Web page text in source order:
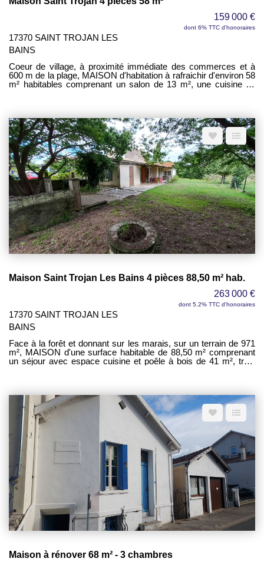
159 000 €
dont 6% TTC d'honoraires
17370 SAINT TROJAN LES
BAINS
Coeur de village, à proximité immédiate des commerces et à
600 m de la plage, MAISON d'habitation à rafraichir d'environ 58
m² habitables comprenant un salon de 13 m², une cuisine de
sur les toits du village - Petite cour extérieure.
Maison Saint Trojan Les Bains 4 pièces 88,50 m² hab.
263 000 €
dont 5.2% TTC d'honoraires
17370 SAINT TROJAN LES
BAINS
Face à la forêt et donnant sur les marais, sur un terrain de 971
m², MAISON d'une surface habitable de 88,50 m² comprenant
un séjour avec espace cuisine et poêle à bois de 41 m², trois
Maison à rénover 68 m² - 3 chambres